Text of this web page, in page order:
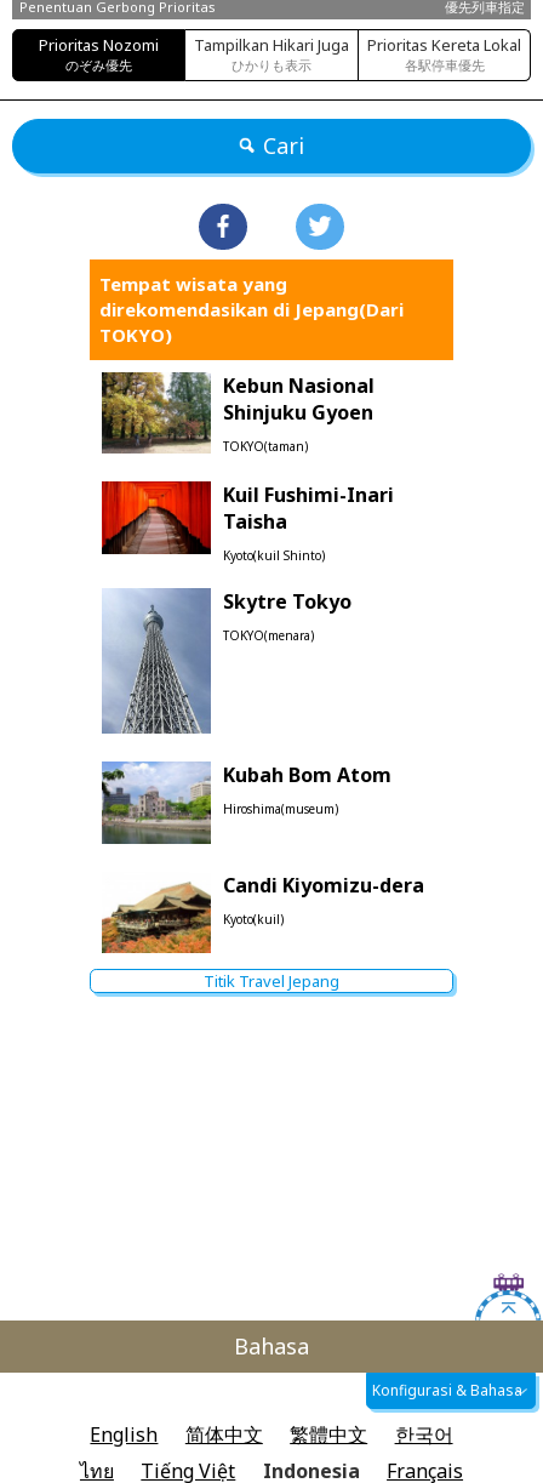
Penentuan Gerbong Prioritas 優先列車指定
Prioritas Nozomi
のぞみ優先
Tampilkan Hikari Juga
ひかりも表示
Prioritas Kereta Lokal
各駅停車優先
Cari
Tempat wisata yang
direkomendasikan di Jepang(Dari
TOKYO)
Kebun Nasional
Shinjuku Gyoen
TOKYO(taman)
Kuil Fushimi-Inari
Taisha
Kyoto(kuil Shinto)
Skytre Tokyo
TOKYO(menara)
Kubah Bom Atom
Hiroshima(museum)
Candi Kiyomizu-dera
Kyoto(kuil)
Titik Travel Jepang
Bahasa
Konfigurasi & Bahasa
English 简体中文 繁體中文
한국어
ไทย
Tiếng Việt Indonesia Français